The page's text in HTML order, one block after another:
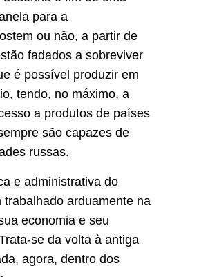
para a
ou não, a partir de
fadados a sobreviver
é possível produzir em
tendo, no máximo, a
a produtos de países
são capazes de
russas.
e administrativa do
trabalhado arduamente na
economia e seu
se da volta à antiga
agora, dentro dos